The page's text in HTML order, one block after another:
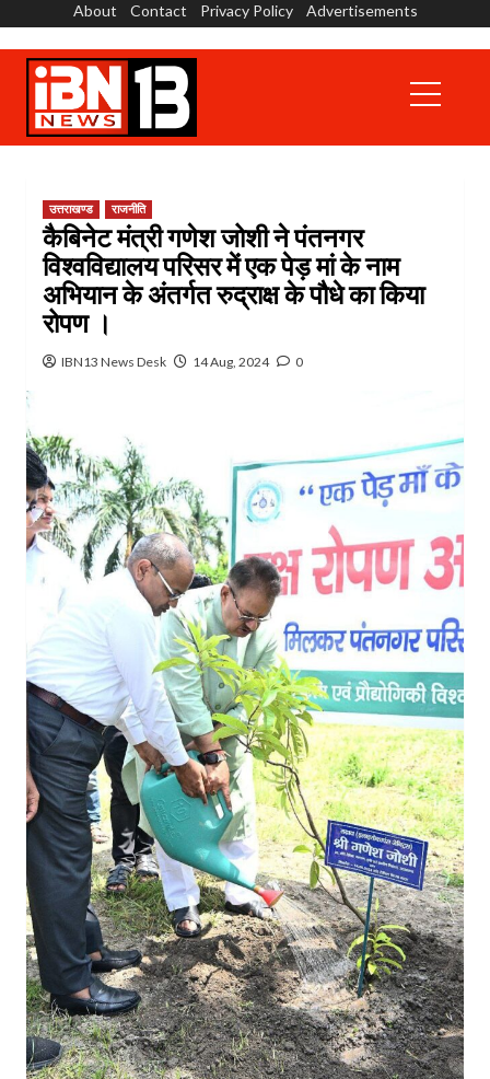
content
About Contact Privacy Policy Advertisements
Menu
उत्तराखण्ड राजनीति
कैबिनेट मंत्री गणेश जोशी ने पंतनगर
विश्वविद्यालय परिसर में एक पेड़ मां के नाम
अभियान के अंतर्गत रुद्राक्ष के पौधे का किया
रोपण ।
IBN13 News Desk 14 Aug, 2024 0